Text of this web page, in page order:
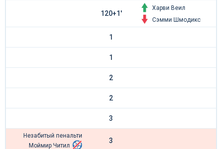
120+1'
Харви Веил
Сэмми Шмодикс
1
1
2
2
3
Незабитый пенальти
Моймир Читил
3